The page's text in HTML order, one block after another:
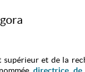
supérieur et de la